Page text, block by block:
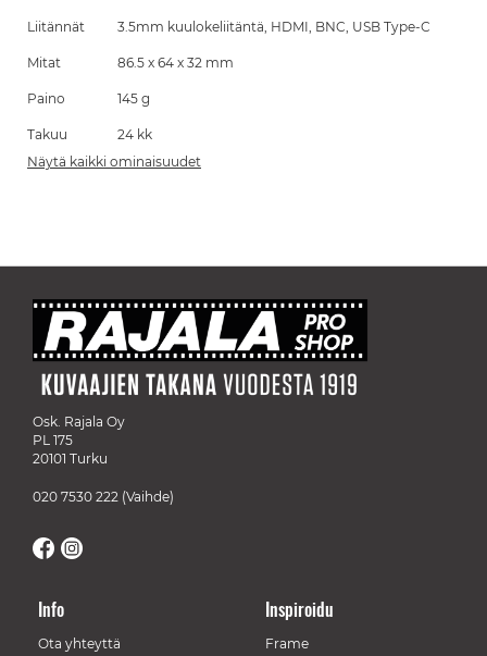
Liitännät 3.5mm kuulokeliitäntä, HDMI, BNC, USB Type-C
Mitat 86.5 x 64 x 32 mm
Paino 145 g
Takuu
24 kk
Näytä kaikki ominaisuudet
Osk. Rajala Oy
PL 175
20101 Turku
020 7530 222 (Vaihde)
Info
Ota yhteyttä
Inspiroidu
Frame